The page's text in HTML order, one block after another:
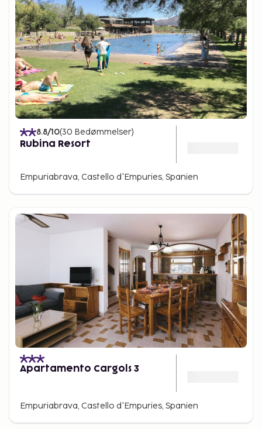
8.8/10(30 Bedømmelser)
Rubina Resort
Empuriabrava, Castello d'Empuries, Spanien
Apartamento Cargols 3
Empuriabrava, Castello d'Empuries, Spanien